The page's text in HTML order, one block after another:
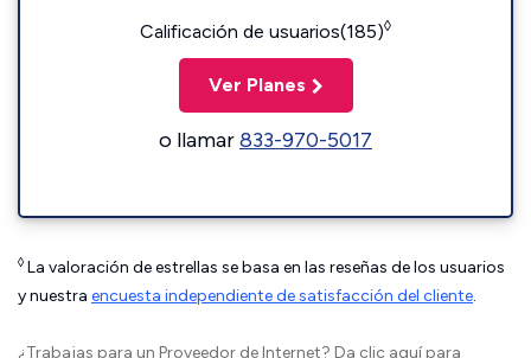
Calificación de usuarios(185)◊
Ver Planes
o llamar833-970-5017
◊ La valoración de estrellas se basa en las reseñas de los usuarios
y nuestra encuesta independiente de satisfacción del cliente.
¿Trabajas para un Proveedor de Internet? Da clic aquípara